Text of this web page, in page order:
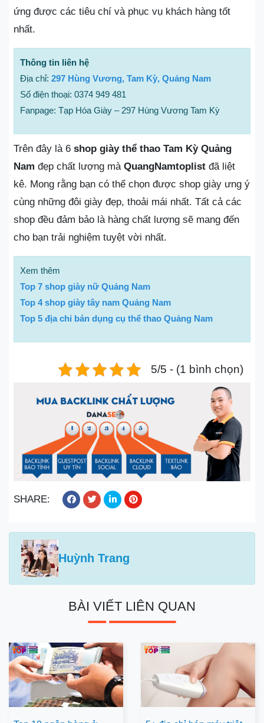
ứng được các tiêu chí và phục vụ khách hàng tốt
nhất.
Thông tin liên hệ
Địa chỉ: 297 Hùng Vương, Tam Kỳ, Quảng Nam
Số điện thoại: 0374 949 481
Fanpage: Tạp Hóa Giày – 297 Hùng Vương Tam Kỳ
Trên đây là 6 shop giày thể thao Tam Kỳ Quảng
Nam đẹp chất lượng mà QuangNamtoplist đã liệt
kê. Mong rằng bạn có thể chọn được shop giày ưng ý
cùng những đôi giày đẹp, thoải mái nhất. Tất cả các
shop đều đảm bảo là hàng chất lượng sẽ mang đến
cho bạn trải nghiệm tuyệt vời nhất.
Xem thêm
Top 7 shop giày nữ Quảng Nam
Top 4 shop giày tây nam Quảng Nam
Top 5 địa chỉ bán dụng cụ thể thao Quảng Nam
5/5 - (1 bình chọn)
SHARE:
Huỳnh Trang
BÀI VIẾT LIÊN QUAN